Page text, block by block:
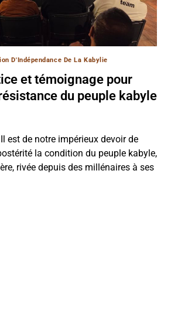
D'Indépendance De La Kabylie
et témoignage pour
du peuple kabyle
est de notre impérieux devoir de
la condition du peuple kabyle,
rivée depuis des millénaires à ses